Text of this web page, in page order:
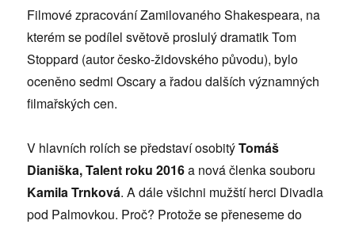
Filmové zpracování Zamilovaného Shakespeara, na
kterém se podílel světově proslulý dramatik Tom
Stoppard (autor česko-židovského původu), bylo
oceněno sedmi Oscary a řadou dalších významných
filmařských cen.
V hlavních rolích se představí osobitýTomáš
Dianiška, Talent roku 2016a nová členka souboru
Kamila Trnková. A dále všichni mužští herci Divadla
pod Palmovkou. Proč? Protože se přeneseme do